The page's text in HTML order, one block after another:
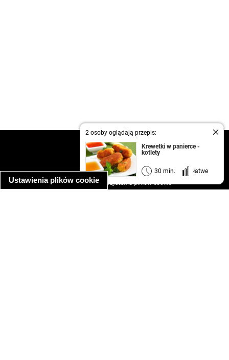
Ustawienia plików cookie
2 osoby oglądają przepis:
Krewetki w panierce -
kotlety
30 min. łatwe
kontakt
regulamin
informacja o prywatności
informacja o wykorzystaniu plików cookie